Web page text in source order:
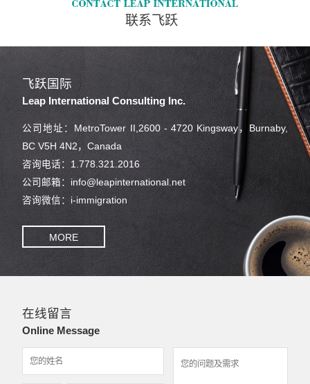
联系飞跃
飞跃国际
Leap International Consulting Inc.
公司地址：MetroTower II,2600 - 4720 Kingsway，Burnaby,
BC V5H 4N2，Canada
咨询电话：1.778.321.2016
公司邮箱：info@leapinternational.net
咨询微信：i-immigration
MORE
在线留言
Online Message